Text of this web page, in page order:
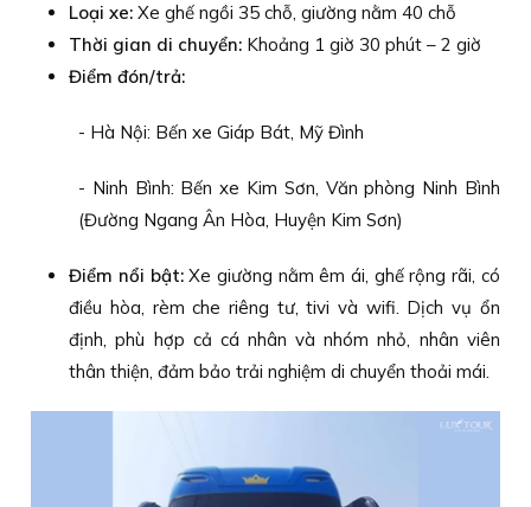
Loại xe: Xe ghế ngồi 35 chỗ, giường nằm 40 chỗ
Thời gian di chuyển: Khoảng 1 giờ 30 phút – 2 giờ
Điểm đón/trả:
- Hà Nội: Bến xe Giáp Bát, Mỹ Đình
- Ninh Bình: Bến xe Kim Sơn, Văn phòng Ninh Bình
(Đường Ngang Ân Hòa, Huyện Kim Sơn)
Điểm nổi bật:Xe giường nằm êm ái, ghế rộng rãi, có
điều hòa, rèm che riêng tư, tivi và wifi. Dịch vụ ổn
định, phù hợp cả cá nhân và nhóm nhỏ, nhân viên
thân thiện, đảm bảo trải nghiệm di chuyển thoải mái.